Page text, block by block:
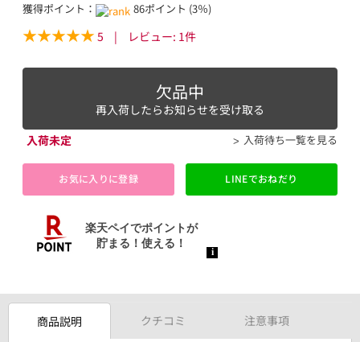
獲得ポイント： 86ポイント (3％)
5 | レビュー: 1件
欠品中
再入荷したらお知らせを受け取る
入荷未定
入荷待ち一覧を見る
お気に入りに登録 LINEでおねだり
商品説明 クチコミ 注意事項